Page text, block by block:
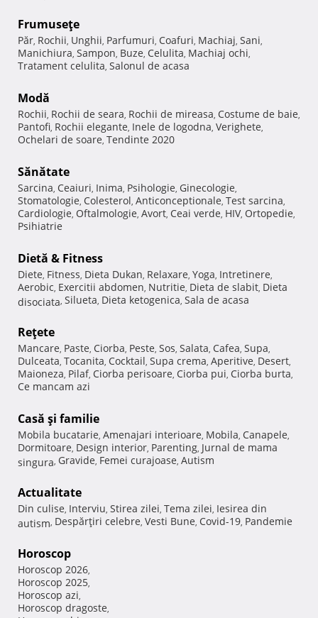
Frumuseţe
Păr, Rochii, Unghii, Parfumuri, Coafuri, Machiaj, Sani,
Manichiura, Sampon, Buze, Celulita, Machiaj ochi,
Tratament celulita, Salonul de acasa
Modă
Rochii, Rochii de seara, Rochii de mireasa, Costume de baie,
Pantofi, Rochii elegante, Inele de logodna, Verighete,
Ochelari de soare, Tendinte 2020
Sănătate
Sarcina, Ceaiuri, Inima, Psihologie, Ginecologie,
Stomatologie, Colesterol, Anticonceptionale, Test sarcina,
Cardiologie, Oftalmologie, Avort, Ceai verde, HIV, Ortopedie,
Psihiatrie
Dietă & Fitness
Diete, Fitness, Dieta Dukan, Relaxare, Yoga, Intretinere,
Aerobic, Exercitii abdomen, Nutritie, Dieta de slabit, Dieta
disociata, Silueta, Dieta ketogenica, Sala de acasa
Reţete
Mancare, Paste, Ciorba, Peste, Sos, Salata, Cafea, Supa,
Dulceata, Tocanita, Cocktail, Supa crema, Aperitive, Desert,
Maioneza, Pilaf, Ciorba perisoare, Ciorba pui, Ciorba burta,
Ce mancam azi
Casă şi familie
Mobila bucatarie, Amenajari interioare, Mobila, Canapele,
Dormitoare, Design interior, Parenting, Jurnal de mama
singura, Gravide, Femei curajoase, Autism
Actualitate
Din culise, Interviu, Stirea zilei, Tema zilei, Iesirea din
autism, Despărţiri celebre, Vesti Bune, Covid-19, Pandemie
Horoscop
Horoscop 2026,
Horoscop 2025,
Horoscop azi,
Horoscop dragoste,